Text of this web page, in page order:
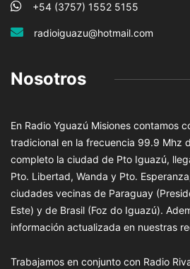
+54 (3757) 1552 5155
radioiguazu@hotmail.com
Nosotros
En Radio Yguazú Misiones contamos
tradicional en la frecuencia 99.9 Mhz
completo la ciudad de Pto Iguazú,
Pto. Libertad, Wanda y Pto.
ciudades vecinas de Paraguay
Este) y de Brasil (Foz do Iguazú).
información actualizada en nuestras
Trabajamos en conjunto con Radio